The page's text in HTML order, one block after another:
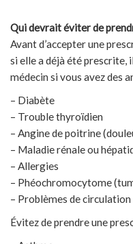
Qui devrait éviter de
Avant d’accepter une
si elle a déjà été prescrite,
médecin si vous avez des
– Diabète
– Trouble thyroïdien
– Angine de poitrine
– Maladie rénale ou
– Allergies
– Phéochromocytome
– Problèmes de circulation
Évitez de prendre une